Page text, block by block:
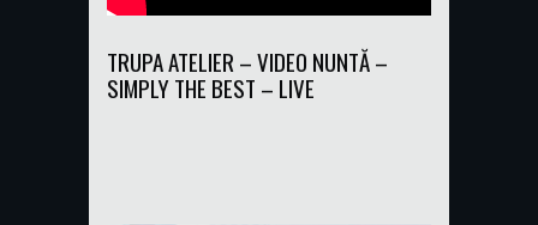
TRUPA ATELIER – VIDEO NUNTĂ –
SIMPLY THE BEST – LIVE